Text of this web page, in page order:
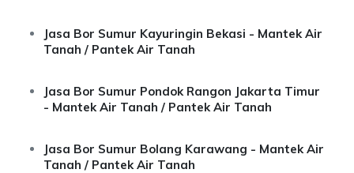
Jasa Bor Sumur Kayuringin Bekasi - Mantek Air
Tanah / Pantek Air Tanah
Jasa Bor Sumur Pondok Rangon Jakarta Timur
- Mantek Air Tanah / Pantek Air Tanah
Jasa Bor Sumur Bolang Karawang - Mantek Air
Tanah / Pantek Air Tanah